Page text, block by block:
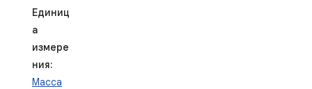
Единиц
а
измере
ния:
Масса